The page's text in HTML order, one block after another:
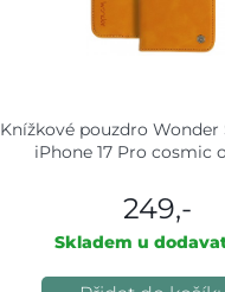
Knížkové pouzdro
iPhone 17 Pro cosmic
249,-
Skladem u